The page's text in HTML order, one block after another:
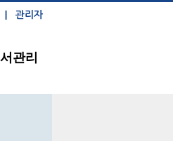
관리자
관리